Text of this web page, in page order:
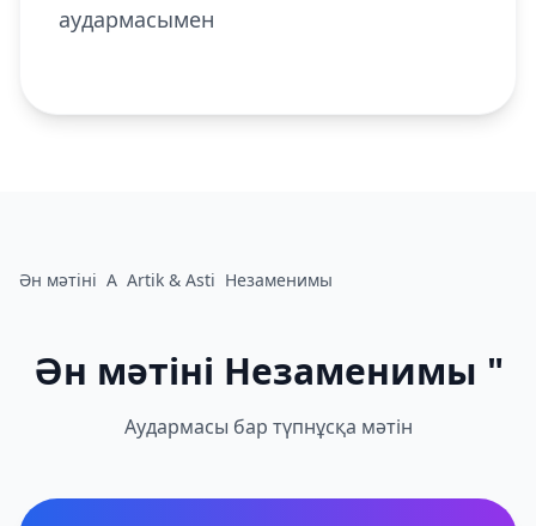
аудармасымен
Ән мәтіні A Artik & Asti Незаменимы
Ән мәтіні Незаменимы "
Аудармасы бар түпнұсқа мәтін